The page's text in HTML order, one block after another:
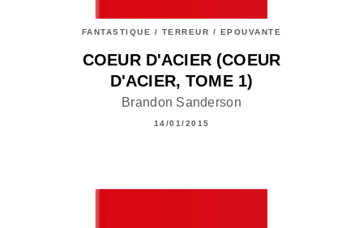
FANTASTIQUE / TERREUR / EPOUVANTE
COEUR D'ACIER (COEUR
D'ACIER, TOME 1)
Brandon Sanderson
14/01/2015